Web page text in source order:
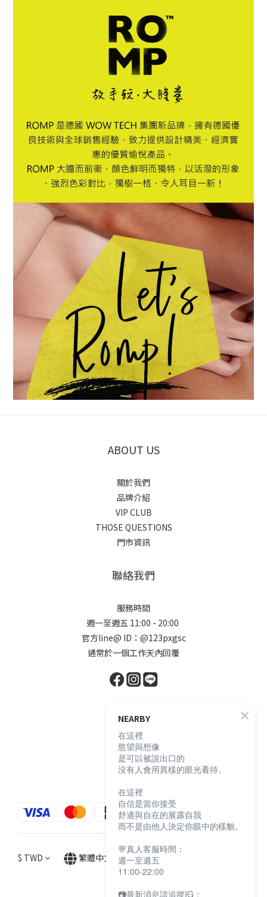
ABOUT US
關於我們
品牌介紹
VIP CLUB
THOSE QUESTIONS
門市資訊
聯絡我們
服務時間
週一至週五 11:00 - 20:00
官方line@ ID：@123pxgsc
通常於一個工作天內回覆
顧客服務
購物須知
退換貨說明
防詐騙宣導
$ TWD 繁體中文
NEARBY
在這裡
慾望與想像
是可以被說出口的
沒有人會用異樣的眼光看待。
在這裡
自信是當你接受
舒適與自在的展露自我
而不是由他人決定你眼中的樣貌。
💬真人客服時間：
週一至週五
11:00-22:00
📷最新消息請追蹤IG：